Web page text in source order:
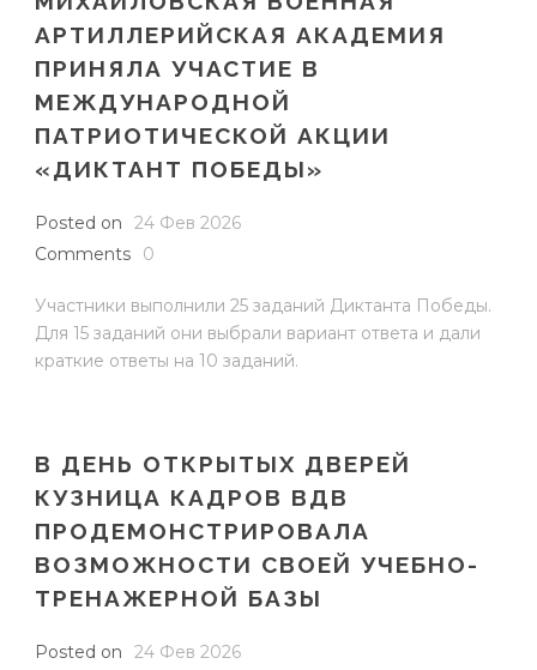
АРТИЛЛЕРИЙСКАЯ АКАДЕМИЯ
ПРИНЯЛА УЧАСТИЕ В
МЕЖДУНАРОДНОЙ
ПАТРИОТИЧЕСКОЙ АКЦИИ
«ДИКТАНТ ПОБЕДЫ»
Posted on
24 Фев 2026
Comments
0
Участники выполнили 25 заданий Диктанта Победы.
Для 15 заданий они выбрали вариант ответа и дали
краткие ответы на 10 заданий.
В ДЕНЬ ОТКРЫТЫХ ДВЕРЕЙ
КУЗНИЦА КАДРОВ ВДВ
ПРОДЕМОНСТРИРОВАЛА
ВОЗМОЖНОСТИ СВОЕЙ УЧЕБНО-
ТРЕНАЖЕРНОЙ БАЗЫ
Posted on
24 Фев 2026